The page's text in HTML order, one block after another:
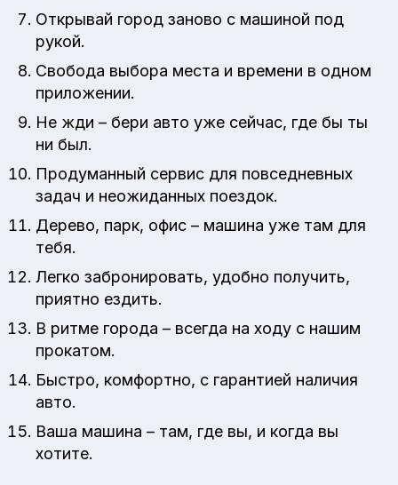
Открывай город заново с машиной под
рукой.
Свобода выбора места и времени в одном
приложении.
Не жди – бери авто уже сейчас, где бы ты
ни был.
Продуманный сервис для повседневных
задач и неожиданных поездок.
Дерево, парк, офис – машина уже там для
тебя.
Легко забронировать, удобно получить,
приятно ездить.
В ритме города – всегда на ходу с нашим
прокатом.
Быстро, комфортно, с гарантией наличия
авто.
Ваша машина – там, где вы, и когда вы
хотите.